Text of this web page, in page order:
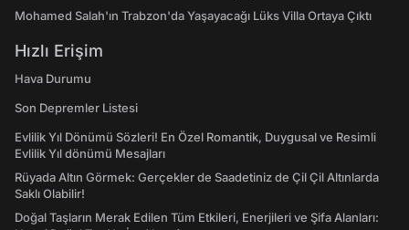
Mohamed Salah'ın Trabzon'da Yaşayacağı Lüks Villa Ortaya Çıktı
Hızlı Erişim
Hava Durumu
Son Depremler Listesi
Evlilik Yıl Dönümü Sözleri! En Özel Romantik, Duygusal ve Resimli
Evlilik Yıl dönümü Mesajları
Rüyada Altın Görmek: Gerçekler de Saadetiniz de Çil Çil Altınlarda
Saklı Olabilir!
Doğal Taşların Merak Edilen Tüm Etkileri, Enerjileri ve Şifa Alanları: